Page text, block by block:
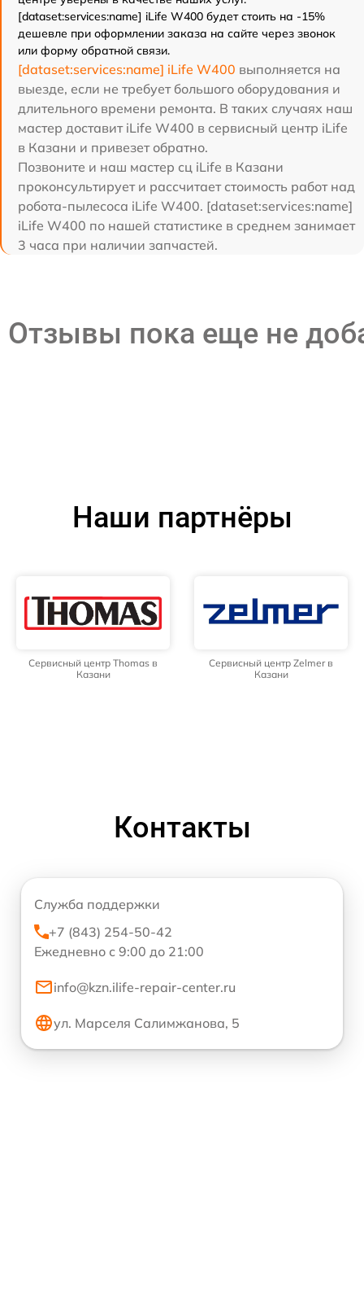
[dataset:services:name] iLife W400 будет стоить на -15%
дешевле при оформлении заказа на сайте через звонок
или форму обратной связи.
[dataset:services:name] iLife W400 выполняется на
выезде, если не требует большого оборудования и
длительного времени ремонта. В таких случаях наш
мастер доставит iLife W400 в сервисный центр iLife
в Казани и привезет обратно.
Позвоните и наш мастер сц iLife в Казани
проконсультирует и рассчитает стоимость работ над
робота-пылесоса iLife W400. [dataset:services:name]
iLife W400 по нашей статистике в среднем занимает
3 часа при наличии запчастей.
Отзывы пока еще не
Наши партнёры
Сервисный центр Thomas в
Казани
Сервисный центр Zelmer в
Казани
Контакты
Служба поддержки
+7 (843) 254-50-42
Ежедневно с 9:00 до 21:00
info@kzn.ilife-repair-center.ru
ул. Марселя Салимжанова, 5